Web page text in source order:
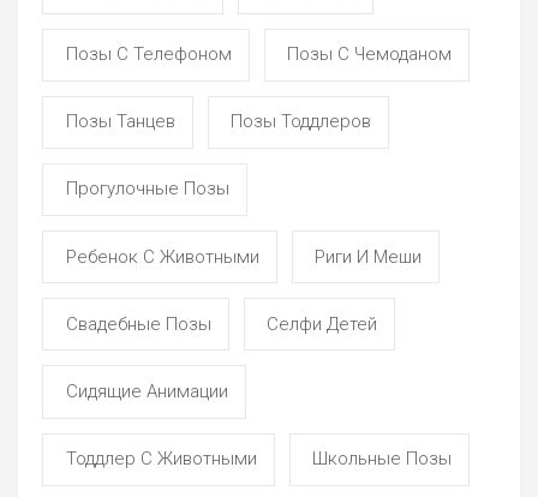
Позы С Телефоном Позы С Чемоданом
Позы Танцев Позы Тоддлеров
Прогулочные Позы
Ребенок С Животными Риги И Меши
Свадебные Позы Селфи Детей
Сидящие Анимации
Тоддлер С Животными Школьные Позы